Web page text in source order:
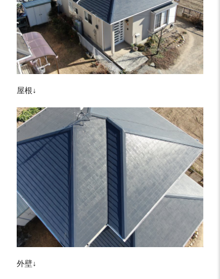
屋根↓
外壁↓